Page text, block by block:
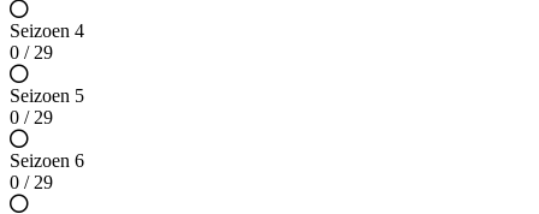
Seizoen 4
0 / 29
Seizoen 5
0 / 29
Seizoen 6
0 / 29